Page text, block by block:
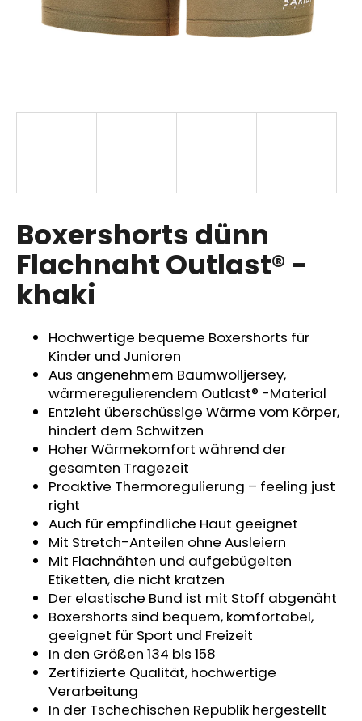
Boxershorts dünn
Flachnaht Outlast® -
khaki
Hochwertige bequeme Boxershorts für
Kinder und Junioren
Aus angenehmem Baumwolljersey,
wärmeregulierendem Outlast® -Material
Entzieht überschüssige Wärme vom Körper,
hindert dem Schwitzen
Hoher Wärmekomfort während der
gesamten Tragezeit
Proaktive Thermoregulierung – feeling just
right
Auch für empfindliche Haut geeignet
Mit Stretch-Anteilen ohne Ausleiern
Mit Flachnähten und aufgebügelten
Etiketten, die nicht kratzen
Der elastische Bund ist mit Stoff abgenäht
Boxershorts sind bequem, komfortabel,
geeignet für Sport und Freizeit
In den Größen 134 bis 158
Zertifizierte Qualität, hochwertige
Verarbeitung
In der Tschechischen Republik hergestellt
p
f
e
h
e
KINDERWAGENUNTERLAGE
OUTLAST®
GRAU
MELIERT
€43,35